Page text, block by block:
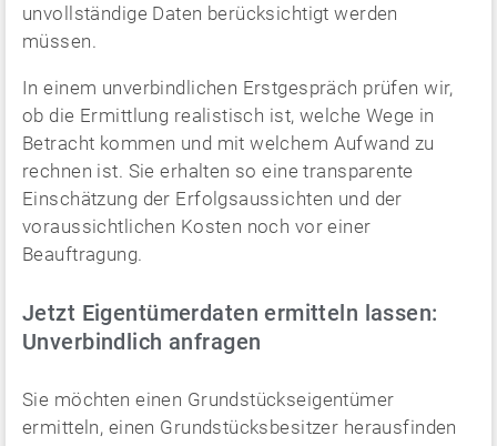
unvollständige Daten berücksichtigt werden
müssen.
In einem unverbindlichen Erstgespräch prüfen wir,
ob die Ermittlung realistisch ist, welche Wege in
Betracht kommen und mit welchem Aufwand zu
rechnen ist. Sie erhalten so eine transparente
Einschätzung der Erfolgsaussichten und der
voraussichtlichen Kosten noch vor einer
Beauftragung.
Jetzt Eigentümerdaten ermitteln lassen:
Unverbindlich anfragen
Sie möchten einen Grundstückseigentümer
ermitteln, einen Grundstücksbesitzer herausfinden